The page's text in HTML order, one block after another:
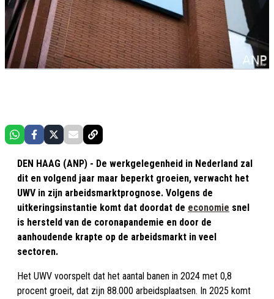
DEN HAAG (ANP) - De werkgelegenheid in Nederland zal
dit en volgend jaar maar beperkt groeien, verwacht het
UWV in zijn arbeidsmarktprognose. Volgens de
uitkeringsinstantie komt dat doordat de economie snel
is hersteld van de coronapandemie en door de
aanhoudende krapte op de arbeidsmarkt in veel
sectoren.
Het UWV voorspelt dat het aantal banen in 2024 met 0,8
procent groeit, dat zijn 88.000 arbeidsplaatsen. In 2025 komt